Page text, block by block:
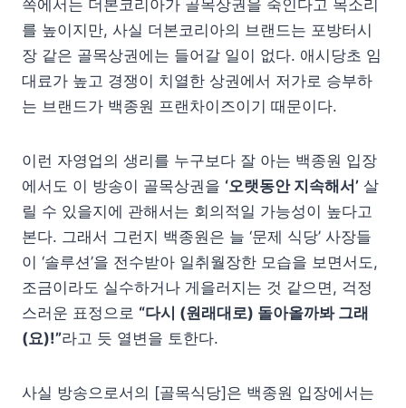
쪽에서는 더본코리아가 골목상권을 죽인다고 목소리
를 높이지만, 사실 더본코리아의 브랜드는 포방터시
장 같은 골목상권에는 들어갈 일이 없다. 애시당초 임
대료가 높고 경쟁이 치열한 상권에서 저가로 승부하
는 브랜드가 백종원 프랜차이즈이기 때문이다.
이런 자영업의 생리를 누구보다 잘 아는 백종원 입장
에서도 이 방송이 골목상권을 ‘오랫동안 지속해서’ 살
릴 수 있을지에 관해서는 회의적일 가능성이 높다고
본다. 그래서 그런지 백종원은 늘 ‘문제 식당’ 사장들
이 ‘솔루션’을 전수받아 일취월장한 모습을 보면서도,
조금이라도 실수하거나 게을러지는 것 같으면, 걱정
스러운 표정으로 “다시 (원래대로) 돌아올까봐 그래
(요)!”라고 듯 열변을 토한다.
사실 방송으로서의 [골목식당]은 백종원 입장에서는